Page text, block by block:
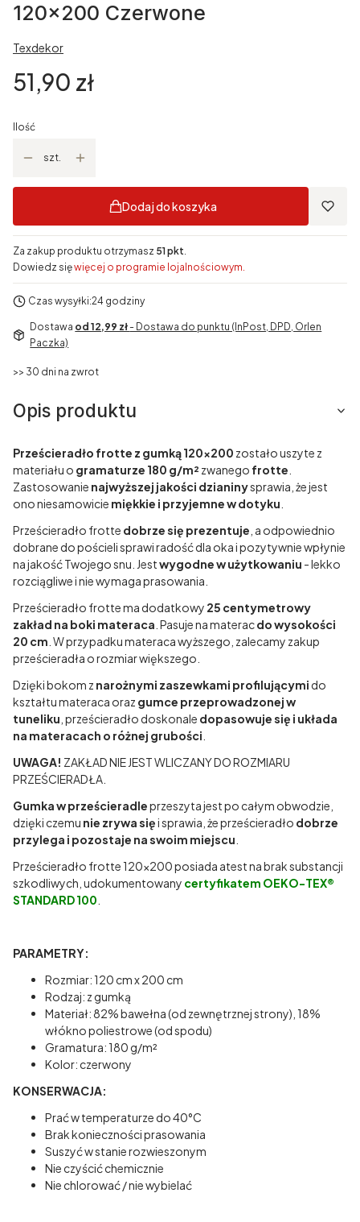
120x200 Czerwone
Texdekor
Cena
51,90 zł
Ilość
szt.
Dodaj do koszyka
Za zakup produktu otrzymasz 51 pkt.
Dowiedz sięwięcej o programie lojalnościowym.
Czas wysyłki:24 godziny
Dostawa od 12,99 zł - Dostawa do punktu (InPost, DPD, Orlen
Paczka)
>> 30 dni na zwrot
Opis produktu
Prześcieradło frotte z gumką 120x200 zostało uszyte z
materiału o gramaturze 180 g/m² zwanego frotte
Zastosowanie najwyższej jakości dzianinysprawia, że jest
ono niesamowicie miękkie i przyjemne w dotyku
Prześcieradło frotte dobrze się prezentuje , a odpowiednio
dobrane do pościeli sprawi radość dla oka i pozytywnie wpłynie
na jakość Twojego snu. Jestwygodne w użytkowaniu - lekko
rozciągliwe i nie wymaga prasowania.
Prześcieradło frotte ma dodatkowy 25 centymetrowy
zakład na boki materaca . Pasuje na materacdo wysokości
20 cm . W przypadku materaca wyższego, zalecamy zakup
prześcieradła o rozmiar większego.
Dzięki bokom z narożnymi zaszewkami profilującymi do
kształtu materaca oraz gumce przeprowadzonej w
tuneliku , prześcieradło doskonale dopasowuje się i układa
na materacach o różnej grubości
UWAGA! ZAKŁAD NIE JEST WLICZANY DO ROZMIARU
PRZEŚCIERADŁA.
Gumka w prześcieradleprzeszyta jest po całym obwodzie,
dzięki czemu nie zrywa sięi sprawia, że prześcieradło dobrze
przylega i pozostaje na swoim miejscu
Prześcieradło frotte 120x200 posiada atest na brak substancji
szkodliwych, udokumentowany certyfikatem OEKO-TEX®
STANDARD 100
PARAMETRY:
Rozmiar: 120 cm x 200 cm
Rodzaj: z gumką
Materiał: 82% bawełna (od zewnętrznej strony), 18%
włókno poliestrowe (od spodu)
Gramatura: 180 g/m²
Kolor: czerwony
KONSERWACJA:
Prać w temperaturze do 40°C
Brak konieczności prasowania
Suszyć w stanie rozwieszonym
Nie czyścić chemicznie
Nie chlorować / nie wybielać